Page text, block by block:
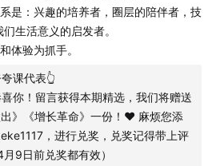
个小时，中途都把收音设备搞没
当下思考和对未来的想象。
营销管理课，你完全没有理由错
是：兴趣的培养者，圈层的陪伴者，技
生活意义的启发者。
体验为抓手。
课代表👆
你！留言获得本期精选，我们将赠送
》《增长革命》一份！❤ 麻烦您添
，进行兑奖，兑奖记得带上评
9日前兑奖都有效）